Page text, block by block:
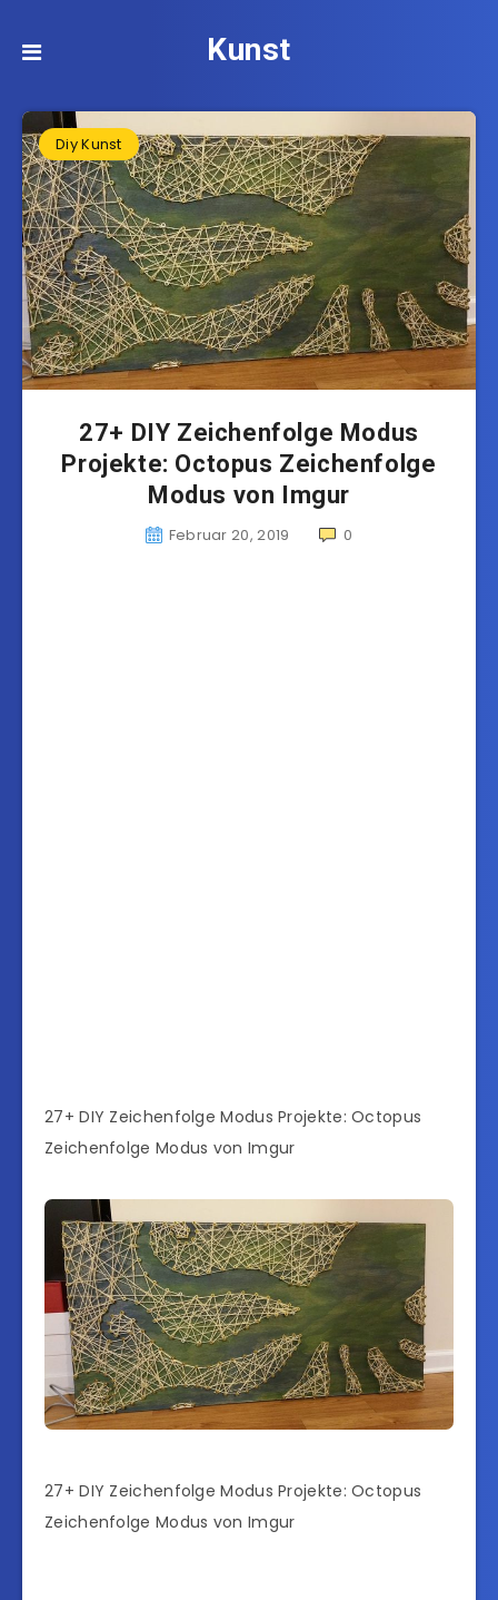
Kunst
Diy Kunst
27+ DIY Zeichenfolge Modus
Projekte: Octopus Zeichenfolge
Modus von Imgur
Februar 20, 2019 0
27+ DIY Zeichenfolge Modus Projekte: Octopus
Zeichenfolge Modus von Imgur
27+ DIY Zeichenfolge Modus Projekte: Octopus
Zeichenfolge Modus von Imgur